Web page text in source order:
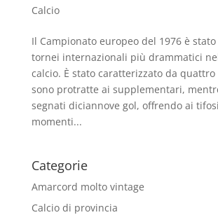
Calcio
Il Campionato europeo del 1976 è
tornei internazionali più drammatici
calcio. È stato caratterizzato da
sono protratte ai supplementari,
segnati diciannove gol, offrendo ai
momenti...
Categorie
Amarcord molto vintage
Calcio di provincia